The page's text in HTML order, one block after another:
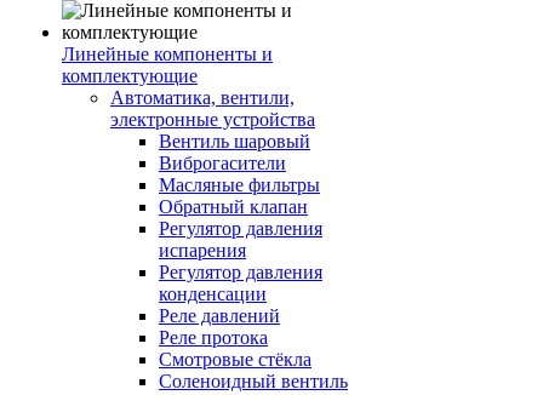
Линейные компоненты и
комплектующие
Автоматика, вентили,
электронные устройства
Вентиль шаровый
Виброгасители
Масляные фильтры
Обратный клапан
Регулятор давления
испарения
Регулятор давления
конденсации
Реле давлений
Реле протока
Смотровые стёкла
Соленоидный вентиль